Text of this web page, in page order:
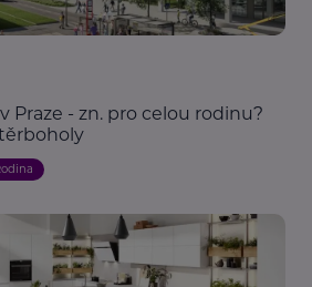
Praze - zn. pro celou rodinu?